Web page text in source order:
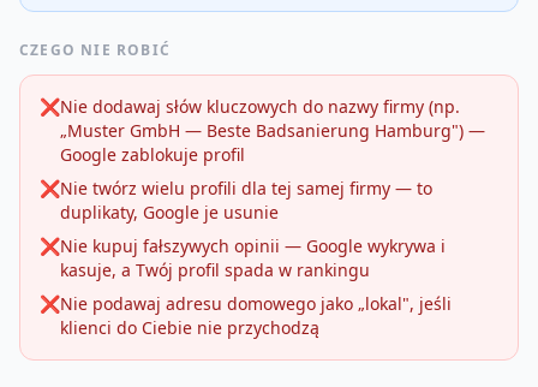
CZEGO NIE ROBIĆ
❌Nie dodawaj słów kluczowych do nazwy firmy (np.
„Muster GmbH — Beste Badsanierung Hamburg") —
Google zablokuje profil
❌Nie twórz wielu profili dla tej samej firmy — to
duplikaty, Google je usunie
❌Nie kupuj fałszywych opinii — Google wykrywa i
kasuje, a Twój profil spada w rankingu
❌Nie podawaj adresu domowego jako „lokal", jeśli
klienci do Ciebie nie przychodzą